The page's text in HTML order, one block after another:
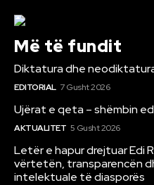
Më të fundit
Diktatura dhe
EDITORIAL 7 Gusht 2026
Ujërat e qeta – shëmbin
AKTUALITET 5 Gusht 2026
Letër e hapur drejtuar Edi
vërtetën, transparencën
intelektuale të diasporës